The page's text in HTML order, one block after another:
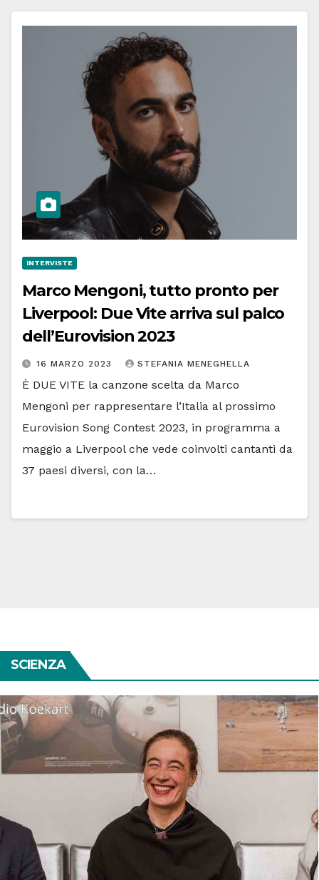
INTERVISTE
Marco Mengoni, tutto pronto per
Liverpool: Due Vite arriva sul palco
dell’Eurovision 2023
16 MARZO 2023 STEFANIA MENEGHELLA
È DUE VITE la canzone scelta da Marco
Mengoni per rappresentare l’Italia al prossimo
Eurovision Song Contest 2023, in programma a
maggio a Liverpool che vede coinvolti cantanti da
37 paesi diversi, con la…
SCIENZA